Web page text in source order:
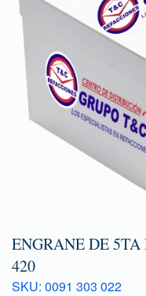
ENGRANE DE 5TA
420
SKU: 0091 303 022